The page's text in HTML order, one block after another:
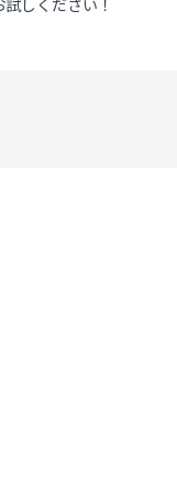
しください！